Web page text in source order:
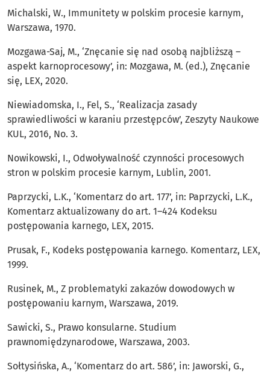
Michalski, W., Immunitety w polskim procesie karnym,
Warszawa, 1970.
Mozgawa-Saj, M., ‘Znęcanie się nad osobą najbliższą –
aspekt karnoprocesowy’, in: Mozgawa, M. (ed.), Znęcanie
się, LEX, 2020.
Niewiadomska, I., Fel, S., ‘Realizacja zasady
sprawiedliwości w karaniu przestępców’, Zeszyty Naukowe
KUL, 2016, No. 3.
Nowikowski, I., Odwoływalność czynności procesowych
stron w polskim procesie karnym, Lublin, 2001.
Paprzycki, L.K., ‘Komentarz do art. 177’, in: Paprzycki, L.K.,
Komentarz aktualizowany do art. 1–424 Kodeksu
postępowania karnego, LEX, 2015.
Prusak, F., Kodeks postępowania karnego. Komentarz, LEX,
1999.
Rusinek, M., Z problematyki zakazów dowodowych w
postępowaniu karnym, Warszawa, 2019.
Sawicki, S., Prawo konsularne. Studium
prawnomiędzynarodowe, Warszawa, 2003.
Sołtysińska, A., ‘Komentarz do art. 586’, in: Jaworski, G.,